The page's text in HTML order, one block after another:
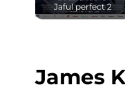
Jaful perfect 2
James